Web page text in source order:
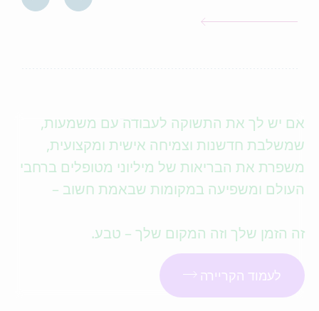
אם יש לך את התשוקה לעבודה עם משמעות,
שמשלבת חדשנות וצמיחה אישית ומקצועית,
משפרת את הבריאות של מיליוני מטופלים ברחבי
העולם ומשפיעה במקומות שבאמת חשוב –
זה הזמן שלך וזה המקום שלך – טבע.
לעמוד הקריירה